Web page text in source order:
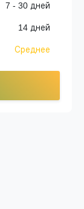
7 - 30 дней
14 дней
Среднее